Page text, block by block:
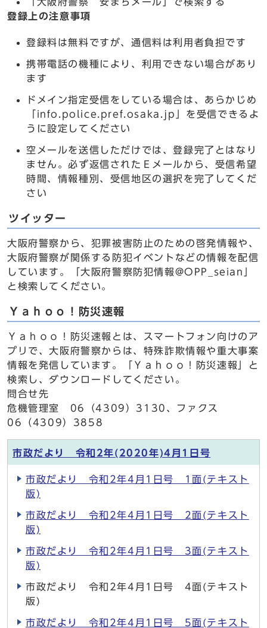
登録上の注意事項
登録料は無料ですが、通信料は利用者負担です
携帯電話の機種により、利用できない場合があり
ます
ドメイン指定受信をしている場合は、あらかじめ
「info.police.pref.osaka.jp」を受信できるよ
うに設定してください
空メールを送信しただけでは、登録完了とはなり
ません。必ず返信されたＥメールから、受信希望
時間、情報種別、受信地区の選択を完了してくだ
さい
ツイッター
大阪府警察から、犯罪被害防止のための啓発情報や、
大阪府警察が関係する防犯イベントなどの情報を配信
しています。「大阪府警察防犯情報@OPP_seian」
と検索してください。
Ｙａｈｏｏ！防災速報
Ｙａｈｏｏ！防災速報とは、スマートフォン向けのア
プリで、大阪府警察からは、特殊詐欺情報や重大事案
情報を発信しています。「Ｙａｈｏｏ！防災速報」と
検索し、ダウンロードしてください。
問合せ先
危機管理室 06（4309）3130、ファクス
06（4309）3858
市政だより 令和2年(2020年)4月1日号
市政だより 令和2年4月1日号 1面(テキスト
版)
市政だより 令和2年4月1日号 2面(テキスト
版)
市政だより 令和2年4月1日号 3面(テキスト
版)
市政だより 令和2年4月1日号 4面(テキスト
版)
市政だより 令和2年4月1日号 5面(テキスト